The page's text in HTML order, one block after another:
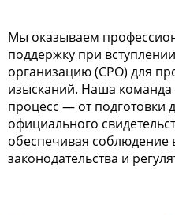
Мы оказываем
поддержку при
организацию (СРО) для
изысканий. Наша команда
процесс — от подготовки
официального
обеспечивая соблюдение
законодательства и